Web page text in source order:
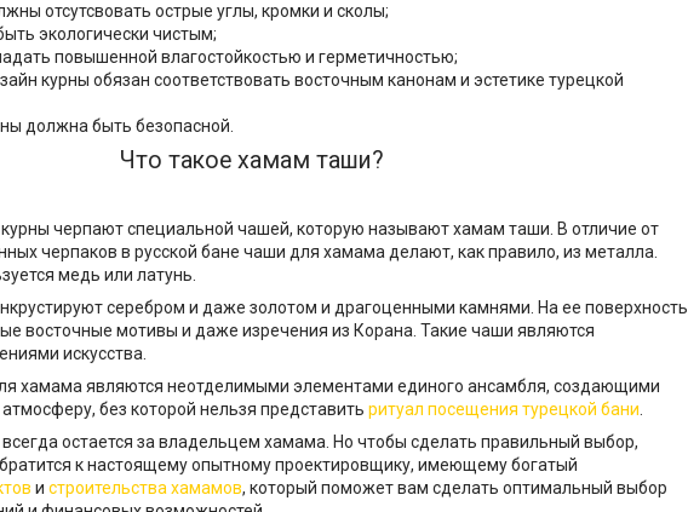
отсутсвовать острые углы, кромки и сколы;
экологически чистым;
повышенной влагостойкостью и герметичностью;
курны обязан соответствовать восточным канонам и эстетике турецкой
должна быть безопасной.
Что такое хамам таши?
черпают специальной чашей, которую называют хамам таши. В отличие от
черпаков в русской бане чаши для хамама делают, как правило, из металла.
медь или латунь.
серебром и даже золотом и драгоценными камнями. На ее поверхность
восточные мотивы и даже изречения из Корана. Такие чаши являются
искусства.
хамама являются неотделимыми элементами единого ансамбля, создающими
без которой нельзя представить ритуал посещения турецкой бани
остается за владельцем хамама. Но чтобы сделать правильный выбор,
к настоящему опытному проектировщику, имеющему богатый
и строительства хамамов, который поможет вам сделать оптимальный выбор